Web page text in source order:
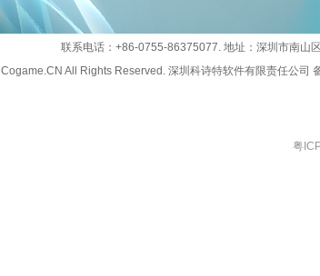
联系电话：+86-0755-86375077. 地址：深圳市南山
Cogame.CN All Rights Reserved. 深圳科诗特软件有限责任公司
粤